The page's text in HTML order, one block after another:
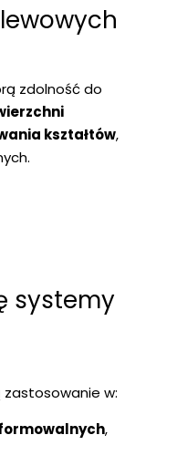
zdolność do
kształtów,
systemy
w:
,